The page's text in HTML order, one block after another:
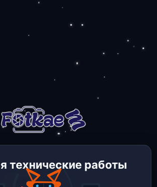
технические работы